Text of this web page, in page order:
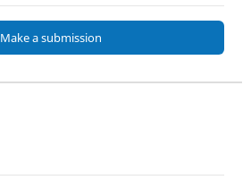
Make a submission